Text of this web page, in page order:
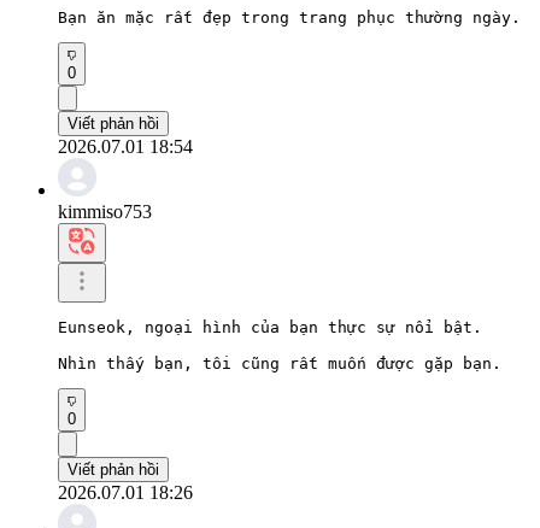
Bạn ăn mặc rất đẹp trong trang phục thường ngày.
0
Viết phản hồi
2026.07.01 18:54
kimmiso753
Eunseok, ngoại hình của bạn thực sự nổi bật.
Nhìn thấy bạn, tôi cũng rất muốn được gặp bạn.
0
Viết phản hồi
2026.07.01 18:26